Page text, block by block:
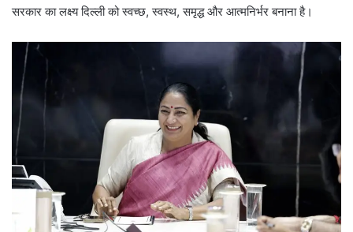
सरकार का लक्ष्य दिल्ली को स्वच्छ, स्वस्थ, समृद्ध और आत्मनिर्भर बनाना है।